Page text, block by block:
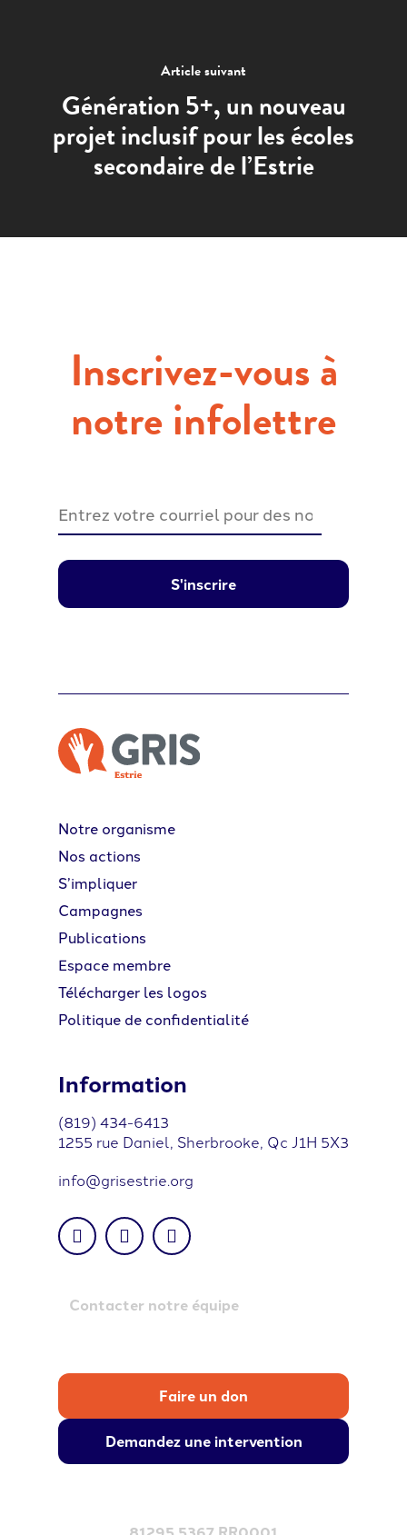
Article suivant
Génération 5+, un nouveau
projet inclusif pour les écoles
secondaire de l’Estrie
Inscrivez-vous à
notre infolettre
Notre organisme
Nos actions
S’impliquer
Campagnes
Publications
Espace membre
Télécharger les logos
Politique de confidentialité
Information
(819) 434-6413
1255 rue Daniel, Sherbrooke, Qc J1H 5X3
info@grisestrie.org
Contacter notre équipe
Faire un don
Demandez une intervention